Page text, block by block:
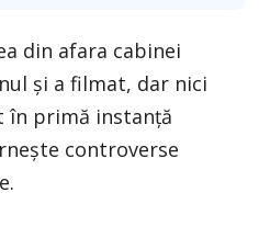
din afara cabinei
şi a filmat, dar nici
în primă instanţă
controverse